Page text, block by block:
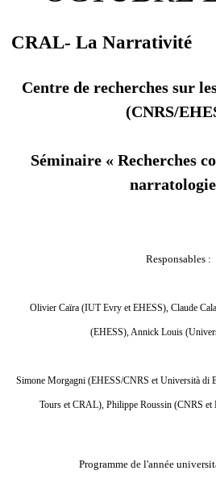
CRAL- La Narrativité
Centre de recherches sur
(CNRS/
Séminaire « Recherches
Responsables :
Olivier Caïra (IUT Evry et EHESS), Claude
(EHESS), Annick Louis
Simone Morgagni (EHESS/CNRS et Università di
Tours et CRAL), Philippe Roussin (CNRS et
Programme de l'année